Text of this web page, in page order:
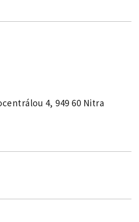
4, 949 60 Nitra